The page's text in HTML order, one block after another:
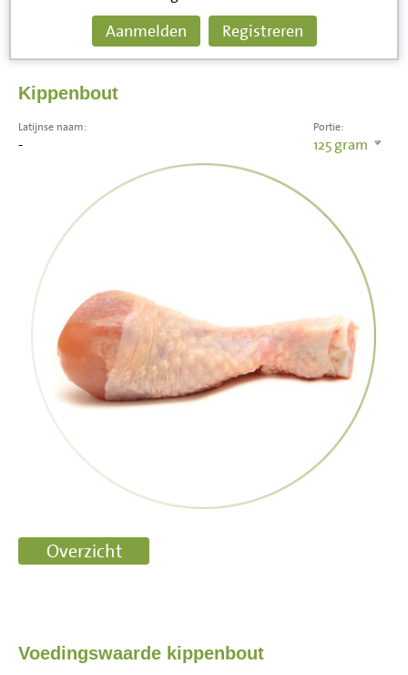
Aanmelden Registreren
Kippenbout
Portie:
125gram
Latijnse naam:
-
Voedingswaarde kippenbout